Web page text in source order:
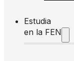
Estudia
en la FEN